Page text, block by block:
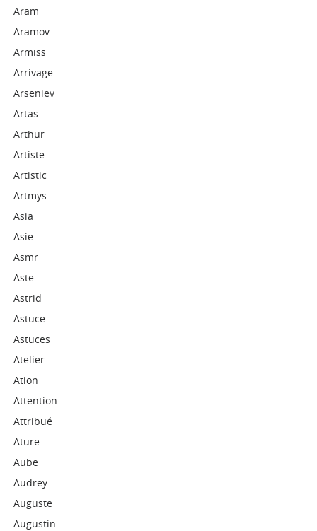
Aram
Aramov
Armiss
Arrivage
Arseniev
Artas
Arthur
Artiste
Artistic
Artmys
Asia
Asie
Asmr
Aste
Astrid
Astuce
Astuces
Atelier
Ation
Attention
Attribué
Ature
Aube
Audrey
Auguste
Augustin